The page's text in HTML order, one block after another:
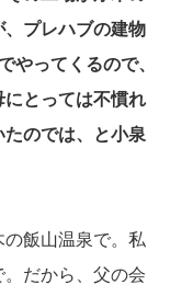
、プレハブの建物
やってくるので、
とっては不慣れ
のでは、と小泉
飯山温泉で。私
だから、父の会